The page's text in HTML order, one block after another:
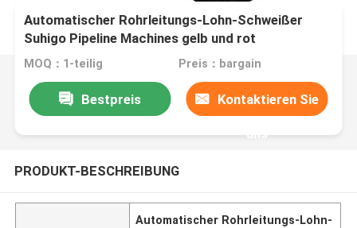
Automatischer Rohrleitungs-Lohn-Schweißer
Suhigo Pipeline Machines gelb und rot
MOQ：1-teilig Preis：bargain
Bestpreis Kontaktieren Sie
uns
PRODUKT-BESCHREIBUNG
Automatischer Rohrleitungs-Lohn-